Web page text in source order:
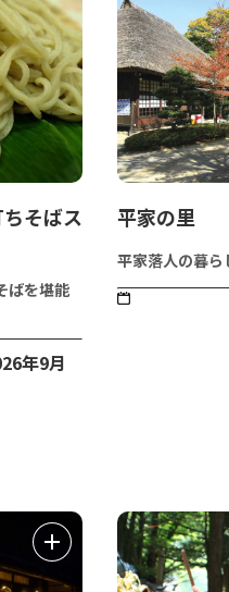
そばス
ばを堪能
年9月
平家の里
平家落人の暮